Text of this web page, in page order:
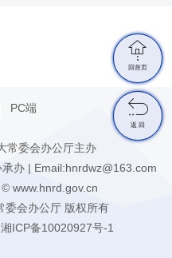
PC端
常委会办公厅主办
办 | Email:hnrdwz@163.com
www.hnrd.gov.cn
委会办公厅 版权所有
湘ICP备10020927号-1

回首页

返 回